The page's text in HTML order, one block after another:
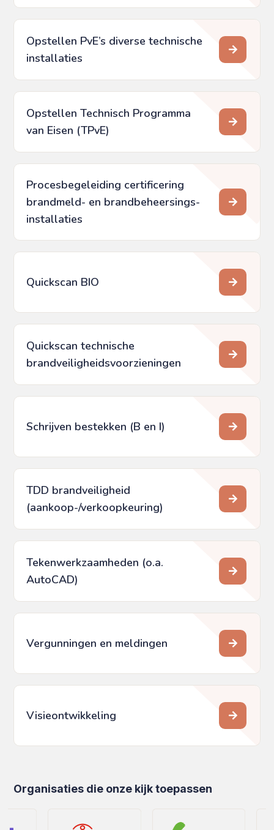
Opstellen PvE’s diverse technische
installaties
Opstellen Technisch Programma
van Eisen (TPvE)
Procesbegeleiding certificering
brandmeld- en brandbeheersings­
installaties
Quickscan BIO
Quickscan technische
brandveiligheids­voorzieningen
Schrijven bestekken (B en I)
TDD brandveiligheid
(aankoop-/verkoopkeuring)
Tekenwerkzaamheden (o.a.
AutoCAD)
Vergunningen en meldingen
Visieontwikkeling
Organisaties die onze kijk toepassen